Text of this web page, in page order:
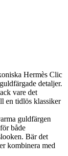
Hermès Clic
detaljer.
vare det
en tidlös klassiker
guldfärgen
både
Bär det
kombinera med